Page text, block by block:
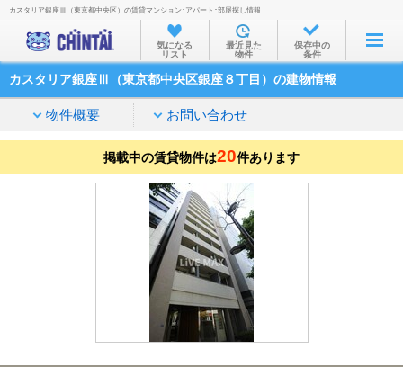
お部屋を探す
沿線・駅から
家賃相場から
通勤通学時間から
物件特集から
不動産会社から
TOP
カスタリア銀座Ⅲ（東京都中央区）の賃貸マンション･アパート･部屋探し情報
気になる
リスト
最近見た
物件
保存中の
条件
カスタリア銀座Ⅲ（東京都中央区銀座８丁目）の建物情報
物件概要 お問い合わせ
掲載中の賃貸物件は20件あります